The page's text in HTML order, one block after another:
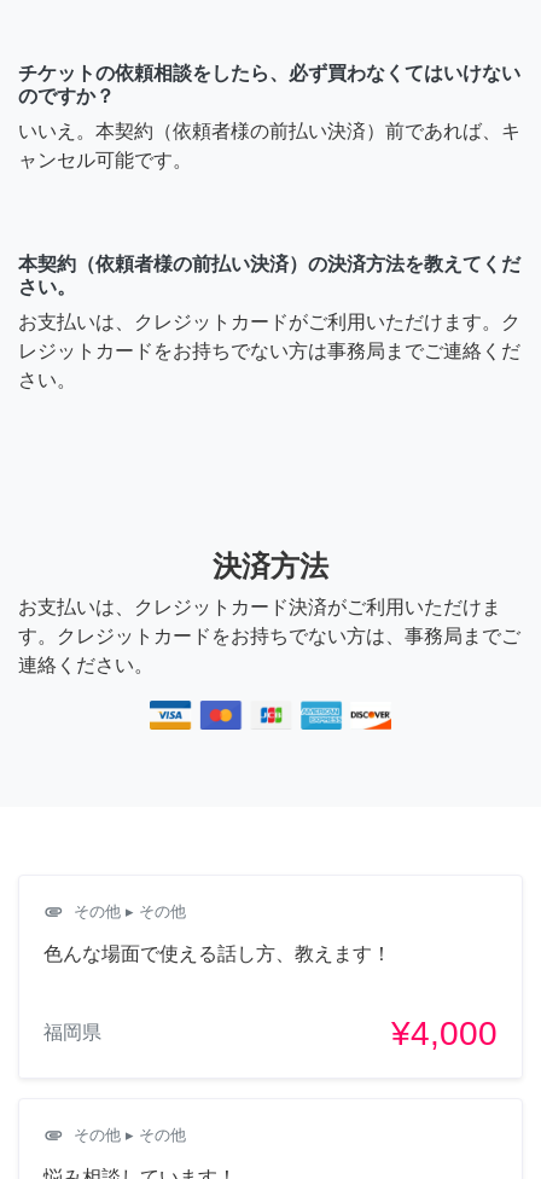
チケットの依頼相談をしたら、必ず買わなくてはいけない
のですか？
いいえ。本契約（依頼者様の前払い決済）前であれば、キ
ャンセル可能です。
本契約（依頼者様の前払い決済）の決済方法を教えてくだ
さい。
お支払いは、クレジットカードがご利用いただけます。ク
レジットカードをお持ちでない方は事務局までご連絡くだ
さい。
決済方法
お支払いは、クレジットカード決済がご利用いただけま
す。クレジットカードをお持ちでない方は、事務局までご
連絡ください。
attachment その他 ▸ その他
色んな場面で使える話し方、教えます！
福岡県 ¥4,000
attachment その他 ▸ その他